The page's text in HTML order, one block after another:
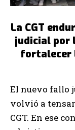
La CGT
judicial por
fortalecer
El nuevo fallo
volvió a
CGT. En ese